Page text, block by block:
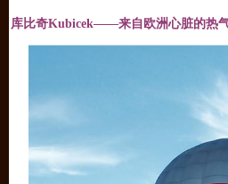
库比奇Kubicek——来自欧洲心脏的热